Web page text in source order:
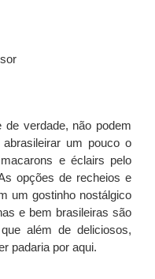
verdade, não podem
um pouco o
e éclairs pelo
opções de recheios e
um gostinho nostálgico
e bem brasileiras são
além de deliciosos,
padaria por aqui.